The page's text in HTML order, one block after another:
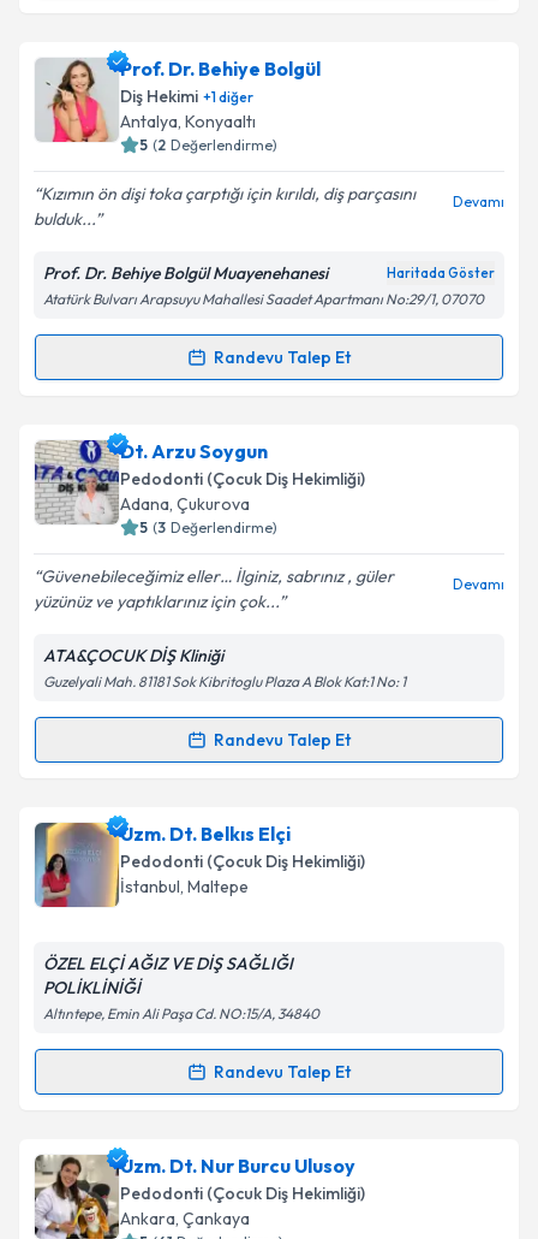
takvim hazırlandığında e-posta ile bilgilendireceğiz.
E-posta Adresiniz
kapsamda işlenmesini kabul ediyorum.
Takvim Talebini Gönder
Prof. Dr. Behiye Bolgül
Diş Hekimi +1diğer
Antalya, Konyaaltı
5 (2 Değerlendirme)
Kızımın ön dişi toka çarptığı için kırıldı, diş parçasını
bulduk...
Devamı
Prof. Dr. Behiye Bolgül Muayenehanesi Haritada Göster
Atatürk Bulvarı Arapsuyu Mahallesi Saadet Apartmanı No:29/1, 07070
Randevu Talep Et
Randevu Takvimi Talebi
Prof. Dr. Behiye Bolgül
oluşturun. Size bu uzmandan randevu almanız için bir
takvim hazırlandığında e-posta ile bilgilendireceğiz.
Kişisel verilerimin işlenmesine ilişkin
Metni'ni okudum ve kişisel verilerimin belirtilen
kapsamda işlenmesini kabul ediyorum.
Dt. Arzu Soygun
Pedodonti (Çocuk Diş Hekimliği)
Adana, Çukurova
5 (3 Değerlendirme)
Güvenebileceğimiz eller… İlginiz, sabrınız , güler
yüzünüz ve yaptıklarınız için çok...
Devamı
ATA&ÇOCUK DİŞ Kliniği
Guzelyali Mah. 81181 Sok Kibritoglu Plaza A Blok Kat:1 No: 1
Randevu Talep Et
Randevu Takvimi Talebi
Dt. Arzu Soyguniçin randevu takvimi talebi oluşturun.
Size bu uzmandan randevu almanız için bir takvim
hazırlandığında e-posta ile bilgilendireceğiz.
Kişisel verilerimin işlenmesine ilişkinAydınlatma
'ni okudum ve kişisel verilerimin belirtilen
kapsamda işlenmesini kabul ediyorum.
Takvim Talebini Gönder
Uzm. Dt. Belkıs Elçi
Pedodonti (Çocuk Diş Hekimliği)
İstanbul, Maltepe
ÖZEL ELÇİ AĞIZ VE DİŞ SAĞLIĞI
POLİKLİNİĞİ
Altıntepe, Emin Ali Paşa Cd. NO:15/A, 34840
Randevu Talep Et
Randevu Takvimi Talebi
Uzm. Dt. Belkıs Elçi için randevu takvimi talebi
oluşturun. Size bu uzmandan randevu almanız için bir
takvim hazırlandığında e-posta ile bilgilendireceğiz.
Uzm. Dt. Nur Burcu Ulusoy
Pedodonti (Çocuk Diş Hekimliği)
Ankara, Çankaya